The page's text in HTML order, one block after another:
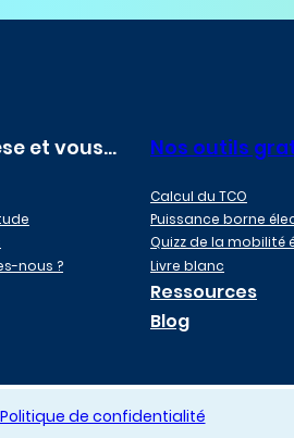
et vous…
nous ?
Nos outils
Calcul du TCO
Puissance borne
Quizz de la mobilité
Livre blanc
Ressources
Blog
Politique de confidentialité